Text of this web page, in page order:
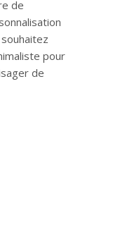
de
pour
de